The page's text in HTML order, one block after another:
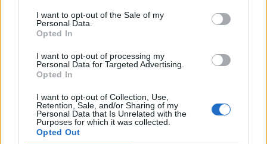
I want to opt-out of the Sale of my
Personal Data.
Opted In
I want to opt-out of processing my
Personal Data for Targeted Advertising.
Opted In
I want to opt-out of Collection, Use,
Retention, Sale, and/or Sharing of my
Personal Data that Is Unrelated with the
Purposes for which it was collected.
Opted Out
Redazione Fantacalcio.it
Leggi anche...
Tante occasioni, zero gol: un punto a testa
per Lecce e Verona
Verona, quale futuro per Giovane? Piace a
Milan, Inter e Roma